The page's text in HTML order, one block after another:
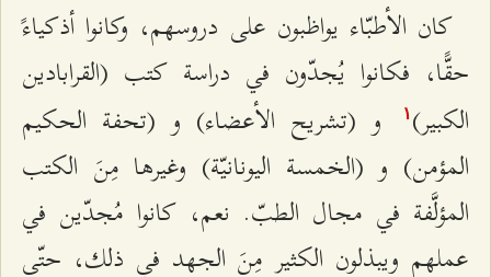
كان الأطبّاء يواظبون على دروسهم، وكانوا أذكياءً
حقًّا، فكانوا يُجدّون في دراسة كتب (القرابادين
الكبير) ۱
و (تشريح الأعضاء) و (تحفة الحكيم
المؤمن) و (الخمسة اليونانيّة) وغيرها مِنَ الكتب
المؤلَّفة في مجال الطبّ. نعم، كانوا مُجدّين في
عملهم ويبذلون الكثير مِنَ الجهد في ذلك، حتّى